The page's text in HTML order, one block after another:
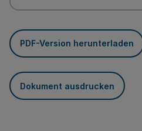
PDF-Version herunterladen
Dokument ausdrucken